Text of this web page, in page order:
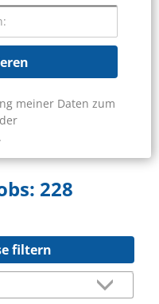
meiner Daten zum
228
filtern